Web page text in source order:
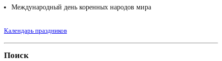
Международный день коренных народов мира
Календарь праздников
Поиск